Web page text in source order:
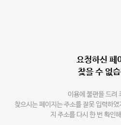
요청하신 페
찾을 수 없
이용에 불편을 드려
찾으시는 페이지는 주소를 잘못 입력하
지 주소를 다시 한 번 확인